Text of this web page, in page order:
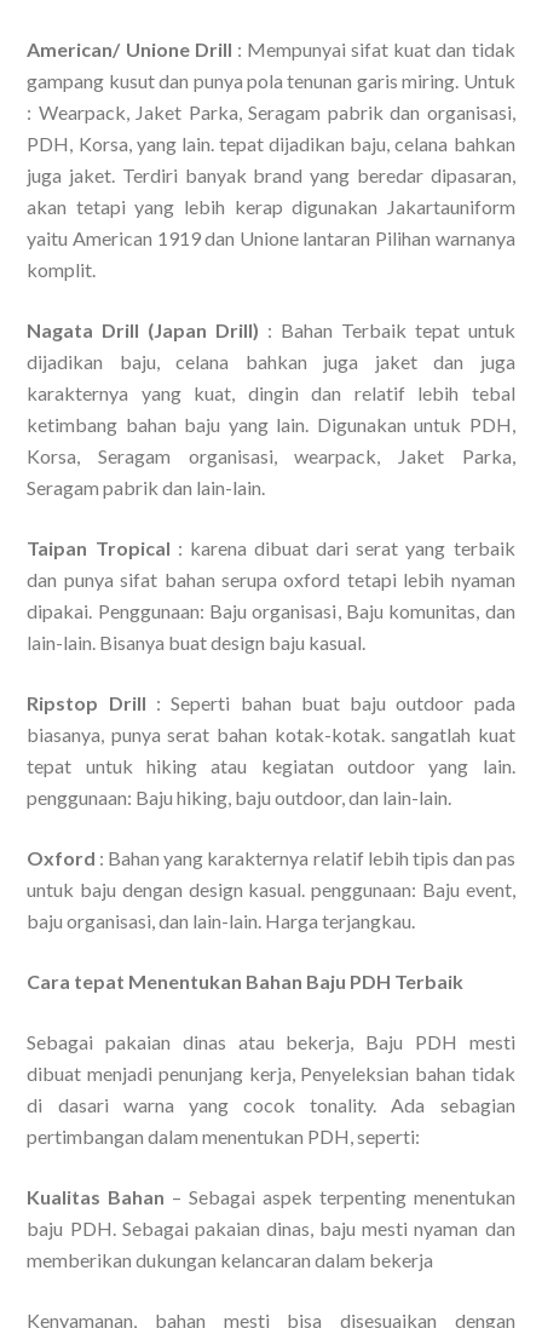
American/ Unione Drill : Mempunyai sifat kuat dan tidak
gampang kusut dan punya pola tenunan garis miring. Untuk
: Wearpack, Jaket Parka, Seragam pabrik dan organisasi,
PDH, Korsa, yang lain. tepat dijadikan baju, celana bahkan
juga jaket. Terdiri banyak brand yang beredar dipasaran,
akan tetapi yang lebih kerap digunakan Jakartauniform
yaitu American 1919 dan Unione lantaran Pilihan warnanya
komplit.
Nagata Drill (Japan Drill) : Bahan Terbaik tepat untuk
dijadikan baju, celana bahkan juga jaket dan juga
karakternya yang kuat, dingin dan relatif lebih tebal
ketimbang bahan baju yang lain. Digunakan untuk PDH,
Korsa, Seragam organisasi, wearpack, Jaket Parka,
Seragam pabrik dan lain-lain.
Taipan Tropical : karena dibuat dari serat yang terbaik
dan punya sifat bahan serupa oxford tetapi lebih nyaman
dipakai. Penggunaan: Baju organisasi, Baju komunitas, dan
lain-lain. Bisanya buat design baju kasual.
Ripstop Drill : Seperti bahan buat baju outdoor pada
biasanya, punya serat bahan kotak-kotak. sangatlah kuat
tepat untuk hiking atau kegiatan outdoor yang lain.
penggunaan: Baju hiking, baju outdoor, dan lain-lain.
Oxford : Bahan yang karakternya relatif lebih tipis dan pas
untuk baju dengan design kasual. penggunaan: Baju event,
baju organisasi, dan lain-lain. Harga terjangkau.
Cara tepat Menentukan Bahan Baju PDH Terbaik
Sebagai pakaian dinas atau bekerja, Baju PDH mesti
dibuat menjadi penunjang kerja, Penyeleksian bahan tidak
di dasari warna yang cocok tonality. Ada sebagian
pertimbangan dalam menentukan PDH, seperti:
Kualitas Bahan – Sebagai aspek terpenting menentukan
baju PDH. Sebagai pakaian dinas, baju mesti nyaman dan
memberikan dukungan kelancaran dalam bekerja
Kenyamanan, bahan mesti bisa disesuaikan dengan